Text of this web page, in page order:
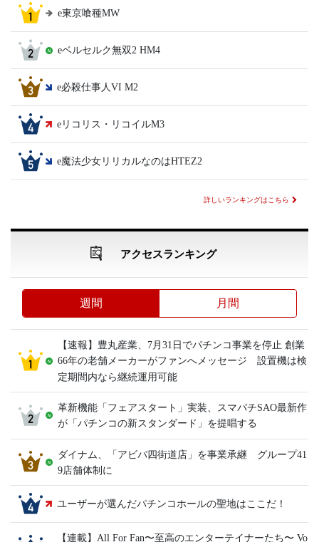
e東京喰種MW
eベルセルク無双2 HM4
e必殺仕事人VI M2
eリコリス・リコイルM3
e魔法少女リリカルなのはHTEZ2
詳しいランキングはこちら
アクセスランキング
週間 月間
【速報】豊丸産業、7月31日でパチンコ事業を停止 創業
66年の老舗メーカーがファンへメッセージ 設置機は検
定期間内なら継続運用可能
革新機能「フェアスタート」実装、スマパチSAO最新作
が「パチンコの新スタンダード」を提唱する
ダイナム、「アビバ四街道店」を事業承継 グループ41
9店舗体制に
ユーザーが選んだパチンコホールの聖地はここだ！
【連載】All For Fan〜至高のエンターテイナーたち〜 Vo